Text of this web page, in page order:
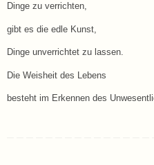
Dinge zu verrichten,
gibt es die edle Kunst,
Dinge unverrichtet zu lassen.
Die Weisheit des Lebens
besteht im Erkennen des